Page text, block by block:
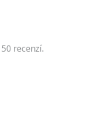
recenzí.